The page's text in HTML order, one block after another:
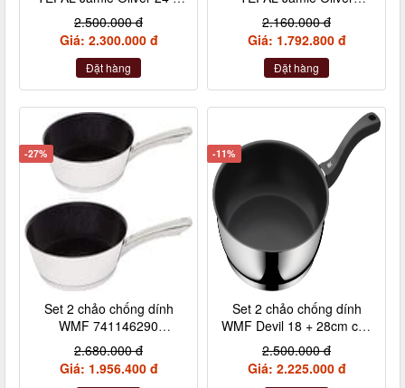
28cm inox cán rời
2.500.000 đ
Giá: 2.300.000 đ
Đặt hàng
Titanium 20 + 26cm nội
địa Đức
2.160.000 đ
Giá: 1.792.800 đ
Đặt hàng
-27%
Set 2 chảo chống dính
WMF 741146290
24+28cm cán inox nội địa
Đức
2.680.000 đ
Giá: 1.956.400 đ
-11%
Set 2 chảo chống dính
WMF Devil 18 + 28cm cán
nhựa
2.500.000 đ
Giá: 2.225.000 đ